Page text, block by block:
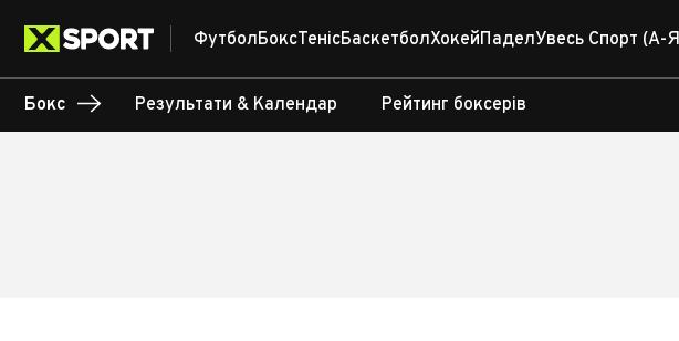
ФутболБоксТенісБаскетболХокейПаделУвесь Спорт (А-
Бокс Результати & Календар Рейтинг боксерів